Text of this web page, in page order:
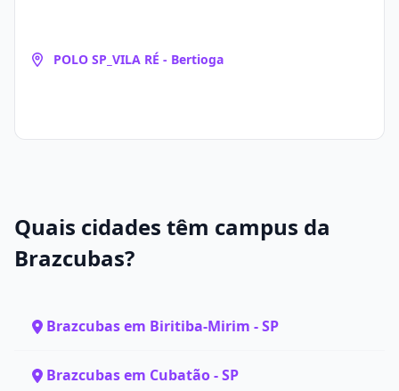
POLO SP_VILA RÉ - Bertioga
Quais cidades têm campus da
Brazcubas?
Brazcubas em Biritiba-Mirim - SP
Brazcubas em Cubatão - SP